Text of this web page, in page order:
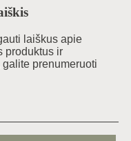
laiškus apie
produktus ir
prenumeruoti